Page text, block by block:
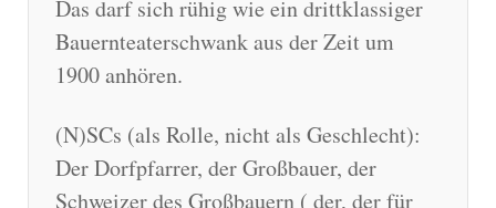
Das darf sich rühig wie ein drittklassiger
Bauernteaterschwank aus der Zeit um
1900 anhören.
(N)SCs (als Rolle, nicht als Geschlecht):
Der Dorfpfarrer, der Großbauer, der
Schweizer des Großbauern ( der, der für